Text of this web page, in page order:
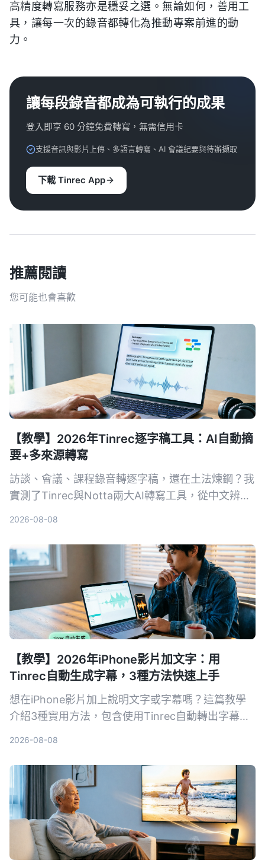
高精度轉寫服務亦是穩妥之選。無論如何，善用工
具，讓每一次的錄音都轉化為推動專案前進的動
力。
讓每段錄音都成為可執行的成果
登入即享 60 分鐘免費轉寫，無需信用卡
支援音訊與影片上傳、多語言轉寫、AI 會議紀要與待辦擷取
下載 Tinrec App
推薦閱讀
您可能也會喜歡
【教學】2026年Tinrec逐字稿工具：AI自動摘
要+多來源轉寫
訪談、會議、課程錄音轉逐字稿，還在土法煉鋼？我
實測了Tinrec與Notta兩大AI轉寫工具，從中文辨
2026-08-08
【教學】2026年iPhone影片加文字：用
Tinrec自動生成字幕，3種方法快速上手
想在iPhone影片加上說明文字或字幕嗎？這篇教學
介紹3種實用方法，包含使用Tinrec自動轉出字幕再
2026-08-08